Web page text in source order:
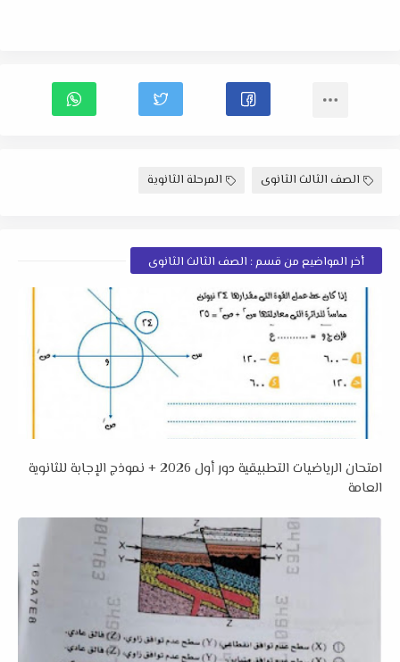
الصف الثالث الثانوى المرحلة الثانوية
أخر المواضيع من قسم : الصف الثالث الثانوى
امتحان الرياضيات التطبيقية دور أول 2026 + نموذج الإجابة للثانوية
العامة